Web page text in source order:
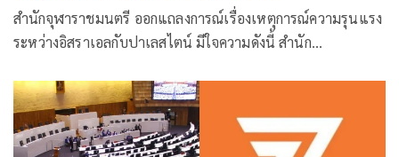
สำนักจุฬาราชมนตรี ออกแถลงการณ์เรื่องเหตุการณ์ความรุนแรง
ระหว่างอิสราเอลกับปาเลสไตน์ มีใจความดังนี้ สำนัก
ไทยที่เกิดขึ้นจากการปะทะกันระหว่างอิสราเอลกับปาเลสไตน์